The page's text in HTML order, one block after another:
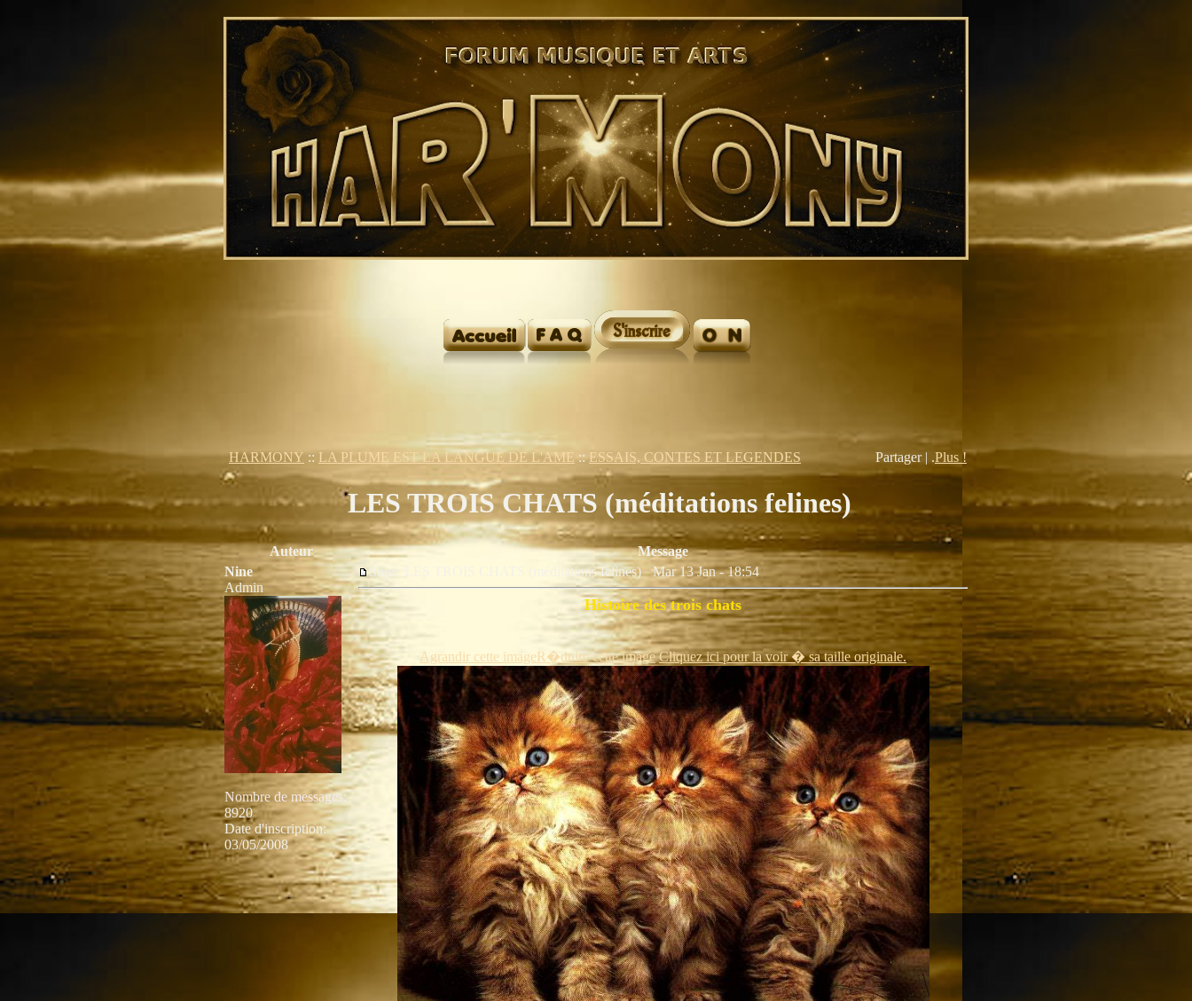
HARMONY :: LA PLUME EST LA LANGUE DE L'AME :: ESSAIS, CONTES ET LEGENDES Partager | .Plus !
LES TROIS CHATS (méditations felines)
Auteur
Message
Nine
Admin
Nombre de messages:
8920
Date d'inscription:
03/05/2008
Sujet: LES TROIS CHATS (méditations felines)Mar 13 Jan - 18:54
Histoire des trois chats
Agrandir cette imageR�duire cette image Cliquez ici pour la voir � sa taille originale.